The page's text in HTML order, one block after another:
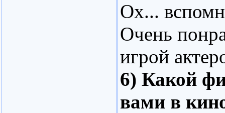
Ох...
Очень
игрой
6) Какой
вами в